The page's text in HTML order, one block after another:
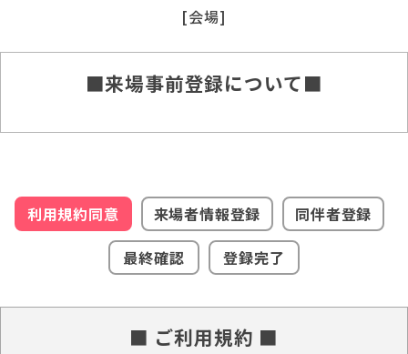
[会場]
■来場事前登録について■
利用規約同意 来場者情報登録
同伴者登録
最終確認
登録完了
■ ご利用規約 ■